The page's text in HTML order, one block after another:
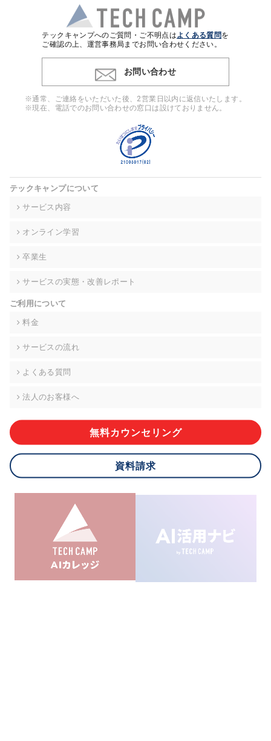
・個人(法人の場合は担当者)を識別できない形式に加工した統
計情報の作成および利用
・上記の利用目的に付随する目的
※上記の利用目的に基づいた本人への連絡及び配信について
4. 個人情報の第三者提供
ンをとるために、氏名等の一部の情報をサービス内で使用する
チャットツールで発信することにより、本サービスの他の利用
者等に提供することがあります。
当社は事業運営上、前項利用目的の範囲に限って個人情報を外
高い委託先を選定し、個人情報の適正管理・機密保持について
個人情報の開示等(利用目的の通知、開示、内容の訂正・追加・
て、下記の当社問合わせ窓口に申し出ることができます。その
的な期間内に対応いたします。ただし、申請が本人確認が不可
により、ご希望に添えない場合があります。 なお、アクセスロ
グなどの個人情報以外の情報については、原則として開示等は
株式会社div 個人情報問合せ窓口
メールアドレス:privacy_policy@di-v.co.jp
ご本人様が当社に個人情報を提供されるかどうかは任意による
応ができない場合があります。
8.cookieにより取得・分析した情報とその利用について
ームからcookieにより収集されたウェブの閲覧機歴及びその分
析結果を取得し、これをお客様の個人データと結びつけた上
で、広告配信等の目的で利用いたします。
テックキャンプへのご質問・ご不明点はよくある質問を
ご確認の上、運営事務局までお問い合わせください。
お問い合わせ
※通常、ご連絡をいただいた後、2営業日以内に返信いたします。
※現在、電話でのお問い合わせの窓口は設けておりません。
テックキャンプについて
サービス内容
オンライン学習
卒業生
サービスの実態・改善レポート
ご利用について
料金
サービスの流れ
よくある質問
法人のお客様へ
無料カウンセリング
資料請求